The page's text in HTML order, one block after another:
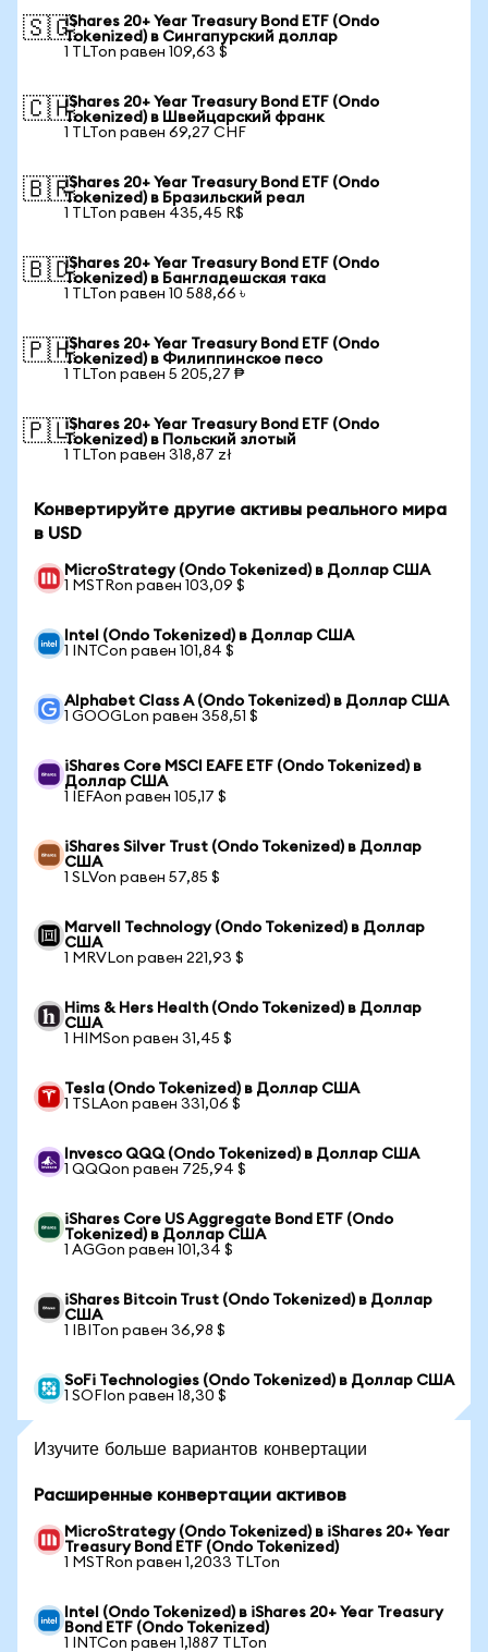
🇸🇬iShares 20+ Year Treasury Bond ETF (Ondo
Tokenized) в Сингапурский доллар
1 TLTon равен 109,63 $
🇨🇭iShares 20+ Year Treasury Bond ETF (Ondo
Tokenized) в Швейцарский франк
1 TLTon равен 69,27 CHF
🇧🇷iShares 20+ Year Treasury Bond ETF (Ondo
Tokenized) в Бразильский реал
1 TLTon равен 435,45 R$
🇧🇩iShares 20+ Year Treasury Bond ETF (Ondo
Tokenized) в Бангладешская така
1 TLTon равен 10 588,66 ৳
🇵🇭iShares 20+ Year Treasury Bond ETF (Ondo
Tokenized) в Филиппинское песо
1 TLTon равен 5 205,27 ₱
🇵🇱iShares 20+ Year Treasury Bond ETF (Ondo
Tokenized) в Польский злотый
1 TLTon равен 318,87 zł
Конвертируйте другие активы реального мира
в USD
MicroStrategy (Ondo Tokenized) в Доллар США
1 MSTRon равен 103,09 $
Intel (Ondo Tokenized) в Доллар США
1 INTCon равен 101,84 $
Alphabet Class A (Ondo Tokenized) в Доллар США
1 GOOGLon равен 358,51 $
iShares Core MSCI EAFE ETF (Ondo Tokenized) в
Доллар США
1 IEFAon равен 105,17 $
iShares Silver Trust (Ondo Tokenized) в Доллар
США
1 SLVon равен 57,85 $
Marvell Technology (Ondo Tokenized) в Доллар
США
1 MRVLon равен 221,93 $
Hims & Hers Health (Ondo Tokenized) в Доллар
США
1 HIMSon равен 31,45 $
Tesla (Ondo Tokenized) в Доллар США
1 TSLAon равен 331,06 $
Invesco QQQ (Ondo Tokenized) в Доллар США
1 QQQon равен 725,94 $
iShares Core US Aggregate Bond ETF (Ondo
Tokenized) в Доллар США
1 AGGon равен 101,34 $
iShares Bitcoin Trust (Ondo Tokenized) в Доллар
США
1 IBITon равен 36,98 $
SoFi Technologies (Ondo Tokenized) в Доллар США
1 SOFIon равен 18,30 $
Изучите больше вариантов конвертации
Расширенные конвертации активов
MicroStrategy (Ondo Tokenized) в iShares 20+ Year
Treasury Bond ETF (Ondo Tokenized)
1 MSTRon равен 1,2033 TLTon
Intel (Ondo Tokenized) в iShares 20+ Year Treasury
Bond ETF (Ondo Tokenized)
1 INTCon равен 1,1887 TLTon